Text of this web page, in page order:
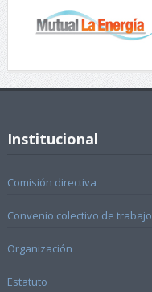
Institucional
Comisión directiva
Convenio colectivo de trabajo
Organización
Estatuto